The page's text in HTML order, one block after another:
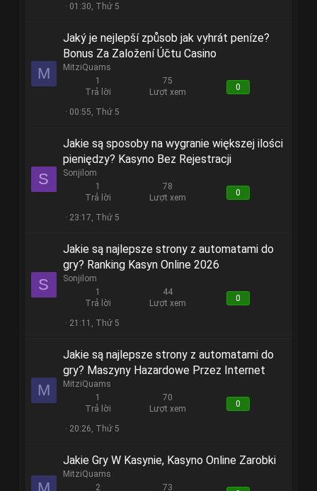
01:30, Thứ 5
M
Jaký je nejlepší způsob jak vyhrát peníze?
Bonus Za Založení Účtu Casino
MitziQuams
1
Trả lời
75
Lượt xem
0
00:55, Thứ 5
S
Jakie są sposoby na wygranie większej ilości
pieniędzy? Kasyno Bez Rejestracji
Sonjilom
1
Trả lời
78
Lượt xem
0
23:17, Thứ 5
S
Jakie są najlepsze strony z automatami do
gry? Ranking Kasyn Online 2026
Sonjilom
1
Trả lời
44
Lượt xem
0
21:11, Thứ 5
M
Jakie są najlepsze strony z automatami do
gry? Maszyny Hazardowe Przez Internet
MitziQuams
1
Trả lời
70
Lượt xem
0
20:26, Thứ 5
Jakie Gry W Kasynie, Kasyno Online Zarobki
MitziQuams
2
73